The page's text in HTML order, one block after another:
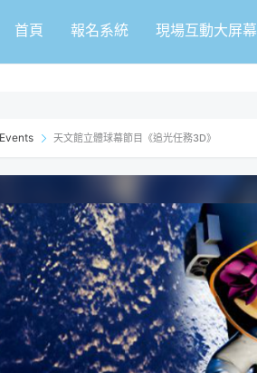
首頁 報名系統 現場互動大屏幕
Events 天文館立體球幕節目《追光任務3D》